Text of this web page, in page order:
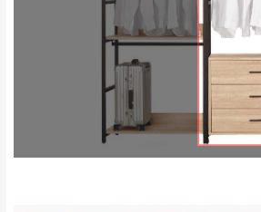
＊A108產品另收運費
苗栗至基隆；其它地區暫不
地型限制(山區、鄉、鎮、村
法搬運上樓等因素，導致無
保有出貨的權利。
保護物流人員的工作安全，
服務，若需以吊車或其他